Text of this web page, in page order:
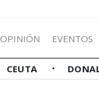
OPINIÓN EVENTOS
CEUTA